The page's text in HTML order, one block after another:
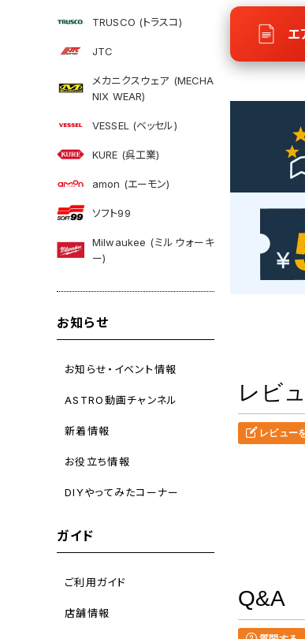
TRUSCO (トラスコ)
JTC
メカニクスウェア (MECHA
NIX WEAR)
VESSEL (ベッセル)
KURE (呉工業)
amon (エーモン)
ソフト99
Milwaukee (ミルウォーキ
ー)
お知らせ
お知らせ・イベント情報
ASTRO動画チャンネル
新着情報
お役立ち情報
DIYやってみたコーナー
ガイド
ご利用ガイド
店舗情報
エ
レビ
レビュー
Q&A